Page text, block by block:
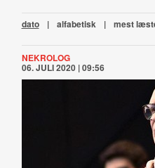
dato | alfabetisk | mest
NEKROLOG
06. JULI 2020 | 09:56